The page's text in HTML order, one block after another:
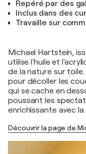
Repéré par des
Inclus dans des
Travaille sur
Michael Hartstein,
utilise l'huile et
de la nature sur
pour décoller les
qui se cache en
poussant les
enrichissante avec la
Découvrir la page de